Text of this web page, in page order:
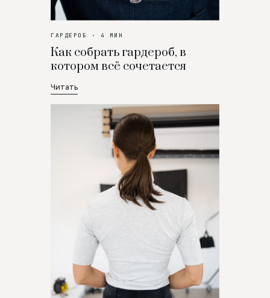
ГАРДЕРОБ · 4 МИН
Как собрать гардероб, в
котором всё сочетается
Читать